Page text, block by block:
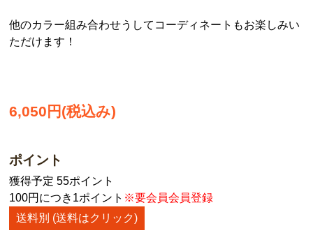
他のカラー組み合わせうしてコーディネートもお楽しみい
ただけます！
6,050円(税込み)
ポイント
獲得予定 55ポイント
100円につき1ポイント ※要会員会員登録
送料別 (送料はクリック)